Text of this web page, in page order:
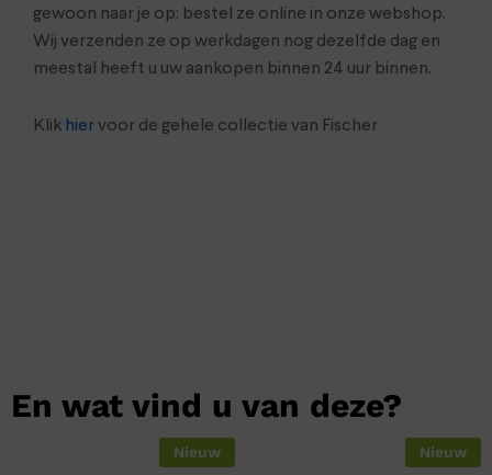
gewoon naar je op: bestel ze online in onze webshop.
Wij verzenden ze op werkdagen nog dezelfde dag en
meestal heeft u uw aankopen binnen 24 uur binnen.
Klik hiervoor de gehele collectie van Fischer
En wat vind u van deze?
Nieuw Nieuw